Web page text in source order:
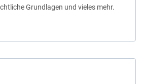
Grundlagen und vieles mehr.